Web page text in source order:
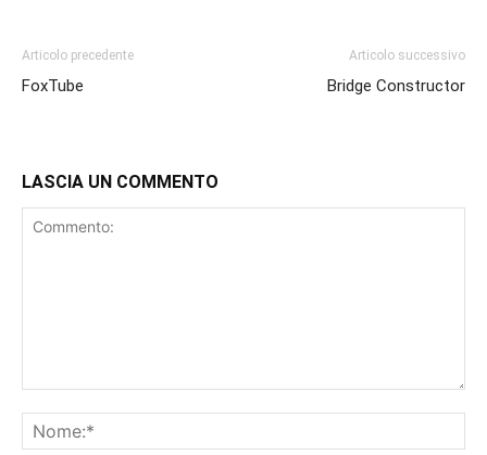
Articolo precedente
FoxTube
Articolo successivo
Bridge Constructor
LASCIA UN COMMENTO